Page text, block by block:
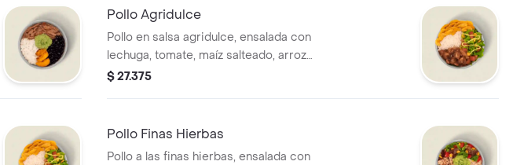
Pollo Agridulce
Pollo en salsa agridulce, ensalada con
lechuga, tomate, maíz salteado, arroz
blanco, moneditas de plátano y salsa
$ 27.375
Pollo Finas Hierbas
Pollo a las finas hierbas, ensalada con